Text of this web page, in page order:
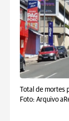
Total de mortes
Foto: Arquivo